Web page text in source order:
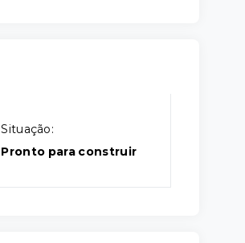
Situação:
Pronto para construir